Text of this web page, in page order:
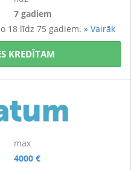
7 gadiem
18 līdz 75 gadiem. » Vairāk
KREDĪTAM
max
4000 €